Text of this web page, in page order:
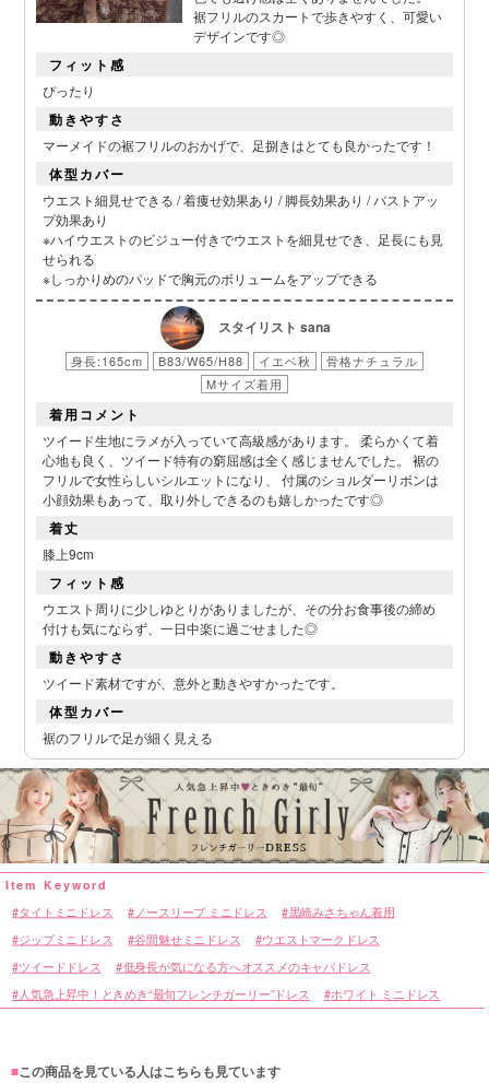
■カラーバリエーション
裾フリルのスカートで歩きやすく、可愛い
デザインです◎
フィット感
ぴったり
動きやすさ
マーメイドの裾フリルのおかげで、足捌きはとても良かったです！
体型カバー
ウエスト細見せできる / 着痩せ効果あり / 脚長効果あり / バストアッ
プ効果あり
※ハイウエストのビジュー付きでウエストを細見せでき、足長にも見
せられる
※しっかりめのパッドで胸元のボリュームをアップできる
スタイリスト sana
身長:165cm B83/W65/H88 イエベ秋
骨格ナチュラル
Mサイズ着用
着用コメント
ツイード生地にラメが入っていて高級感があります。 柔らかくて着
心地も良く、ツイード特有の窮屈感は全く感じませんでした。 裾の
フリルで女性らしいシルエットになり、 付属のショルダーリボンは
小顔効果もあって、取り外しできるのも嬉しかったです◎
着丈
膝上9cm
フィット感
ウエスト周りに少しゆとりがありましたが、その分お食事後の締め
付けも気にならず、一日中楽に過ごせました◎
動きやすさ
ツイード素材ですが、意外と動きやすかったです。
体型カバー
裾のフリルで足が細く見える
タイトミニドレス ノースリーブ ミニドレス 黒崎みさちゃん着用
ジップミニドレス 谷間魅せミニドレス ウエストマークドレス
ツイードドレス
低身長が気になる方へオススメのキャバドレス
人気急上昇中！ときめき“最旬フレンチガーリー”ドレス
ホワイト ミニドレス
■この商品を見ている人はこちらも見ています